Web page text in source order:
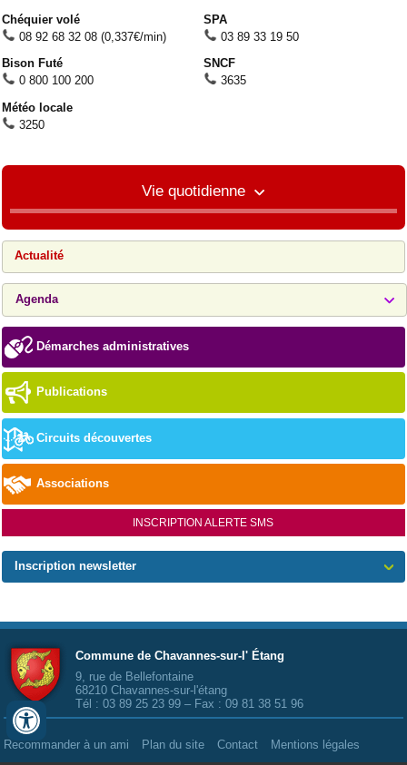
Chéquier volé
08 92 68 32 08 (0,337€/min)
Bison Futé
0 800 100 200
Météo locale
3250
SPA
03 89 33 19 50
SNCF
3635
Vie quotidienne
Actualité
Agenda
Démarches administratives
Publications
Circuits découvertes
Associations
INSCRIPTION ALERTE SMS
Inscription newsletter
Commune de Chavannes-sur-l' Étang
9, rue de Bellefontaine
68210 Chavannes-sur-l'étang
Tél :03 89 25 23 99– Fax :09 81 38 51 96
Recommander à un ami Plan du site Contact Mentions légales